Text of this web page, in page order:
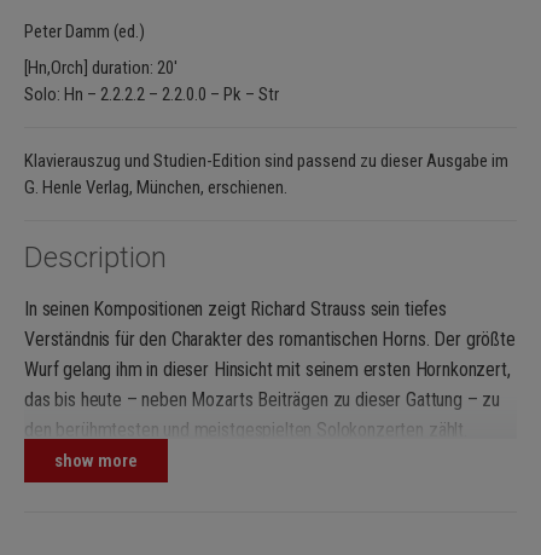
Peter Damm (ed.)
[Hn,Orch] duration: 20'
Solo: Hn – 2.2.2.2 – 2.2.0.0 – Pk – Str
Klavierauszug und Studien-Edition sind passend zu dieser Ausgabe im
G. Henle Verlag, München, erschienen.
Description
In seinen Kompositionen zeigt Richard Strauss sein tiefes
Verständnis für den Charakter des romantischen Horns. Der größte
Wurf gelang ihm in dieser Hinsicht mit seinem ersten Hornkonzert,
das bis heute – neben Mozarts Beiträgen zu dieser Gattung – zu
den berühmtesten und meistgespielten Solokonzerten zählt.
Ursprünglich in einer Fassung für Horn und Klavier komponiert,
wurde die Orchesterfassung dann im März 1885 in Meiningen
show more